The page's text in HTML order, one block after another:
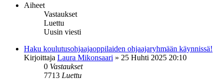
Aiheet
Vastaukset
Luettu
Uusin viesti
Haku koulutusohjaajaoppilaiden ohjaajaryhmään käynnissä!
Kirjoittaja Laura Mikonsaari » 25 Huhti 2025 20:10
0 Vastaukset
7713 Luettu